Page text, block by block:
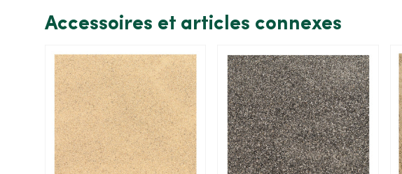
Accessoires et articles connexes